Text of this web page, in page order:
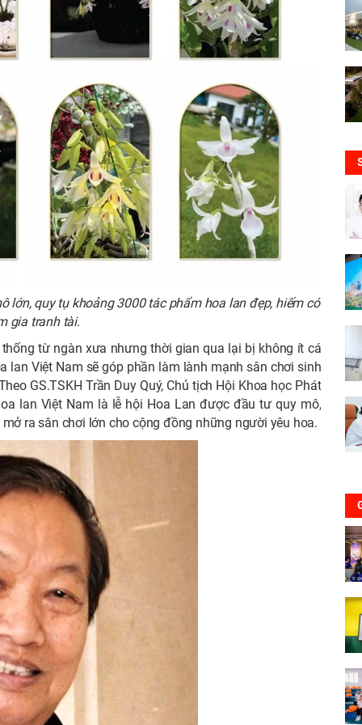
lớn, quy tụ khoảng 3000 tác phẩm hoa lan đẹp, hiếm có
gia tranh tài.
từ ngàn xưa nhưng thời gian qua lại bị không ít cá
lan Việt Nam sẽ góp phần làm lành mạnh sân chơi sinh
GS.TSKH Trần Duy Quý, Chủ tịch Hội Khoa học Phát
lan Việt Nam là lễ hội Hoa Lan được đầu tư quy mô,
ra sân chơi lớn cho cộng đồng những người yêu hoa.